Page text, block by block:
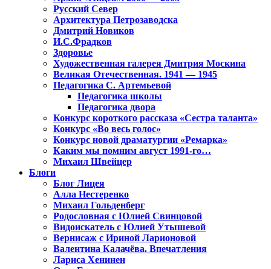
Русский Север
Архитектура Петрозаводска
Дмитрий Новиков
И.С.Фрадков
Здоровье
Художественная галерея Дмитрия Москина
Великая Отечественная. 1941 — 1945
Педагогика С. Артемьевой
Педагогика школы
Педагогика двора
Конкурс короткого рассказа «Сестра таланта»
Конкурс «Во весь голос»
Конкурс новой драматургии «Ремарка»
Каким мы помним август 1991-го…
Михаил Швейцер
Блоги
Блог Лицея
Алла Нестеренко
Михаил Гольденберг
Родословная с Юлией Свинцовой
Видоискатель с Юлией Утышевой
Вернисаж с Ириной Ларионовой
Валентина Калачёва. Впечатления
Лариса Хенинен